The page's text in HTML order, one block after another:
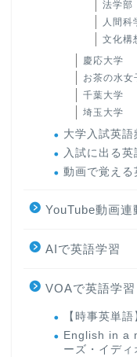
法学部
人間科
文化構
慶応大学
お茶の水女
千葉大学
埼玉大学
大学入試英語
入試に出る
動画で覚える
YouTube動画連
AIで英語学習
VOAで英語学習
【時事英単
English in a
ーズ・イディ